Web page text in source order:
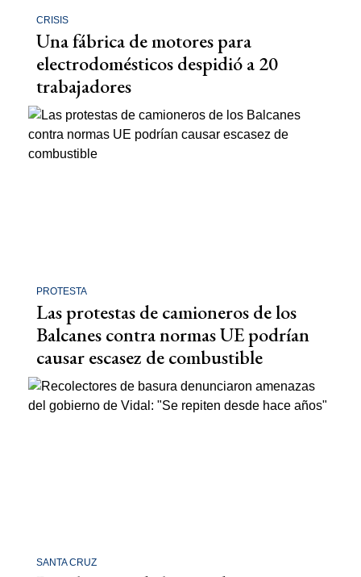
CRISIS
Una fábrica de motores para
electrodomésticos despidió a 20
trabajadores
PROTESTA
Las protestas de camioneros de los
Balcanes contra normas UE podrían
causar escasez de combustible
SANTA CRUZ